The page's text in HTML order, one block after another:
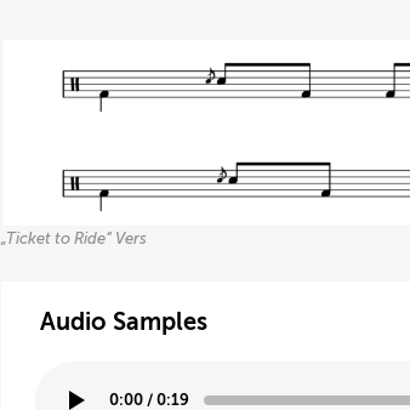
„Ticket to Ride“ Vers
Audio Samples
0:00 / 0:19